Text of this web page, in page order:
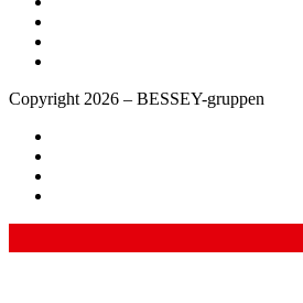
Copyright 2026 – BESSEY-gruppen